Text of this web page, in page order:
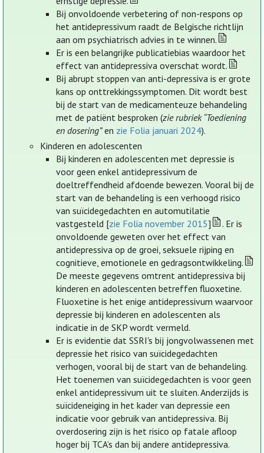
Bij onvoldoende verbetering of non-respons op
het antidepressivum raadt de Belgische richtlijn
aan om psychiatrisch advies in te winnen.
Er is een belangrijke publicatiebias waardoor het
effect van antidepressiva overschat wordt.
Bij abrupt stoppen van anti-depressiva is er grote
kans op onttrekkingssymptomen. Dit wordt best
bij de start van de medicamenteuze behandeling
met de patiënt besproken (zie rubriek “Toediening
en dosering”en zie Folia januari 2024).
Kinderen en adolescenten
Bij kinderen en adolescenten met depressie is
voor geen enkel antidepressivum de
doeltreffendheid afdoende bewezen. Vooral bij de
start van de behandeling is een verhoogd risico
van suïcidegedachten en automutilatie
vastgesteld [zie Folia november 2015]
. Er is
onvoldoende geweten over het effect van
antidepressiva op de groei, seksuele rijping en
cognitieve, emotionele en gedragsontwikkeling.
De meeste gegevens omtrent antidepressiva bij
kinderen en adolescenten betreffen fluoxetine.
Fluoxetine is het enige antidepressivum waarvoor
depressie bij kinderen en adolescenten als
indicatie in de SKP wordt vermeld.
Er is evidentie dat SSRI's bij jongvolwassenen met
depressie het risico van suïcidegedachten
verhogen, vooral bij de start van de behandeling.
Het toenemen van suïcidegedachten is voor geen
enkel antidepressivum uit te sluiten. Anderzijds is
suïcideneiging in het kader van depressie een
indicatie voor gebruik van antidepressiva. Bij
overdosering zijn is het risico op fatale afloop
hoger bij TCA’s dan bij andere antidepressiva.